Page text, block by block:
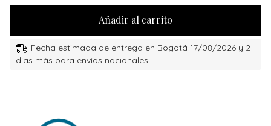
Añadir al carrito
Fecha estimada de entrega en Bogotá 17/08/2026 y 2
días más para envíos nacionales